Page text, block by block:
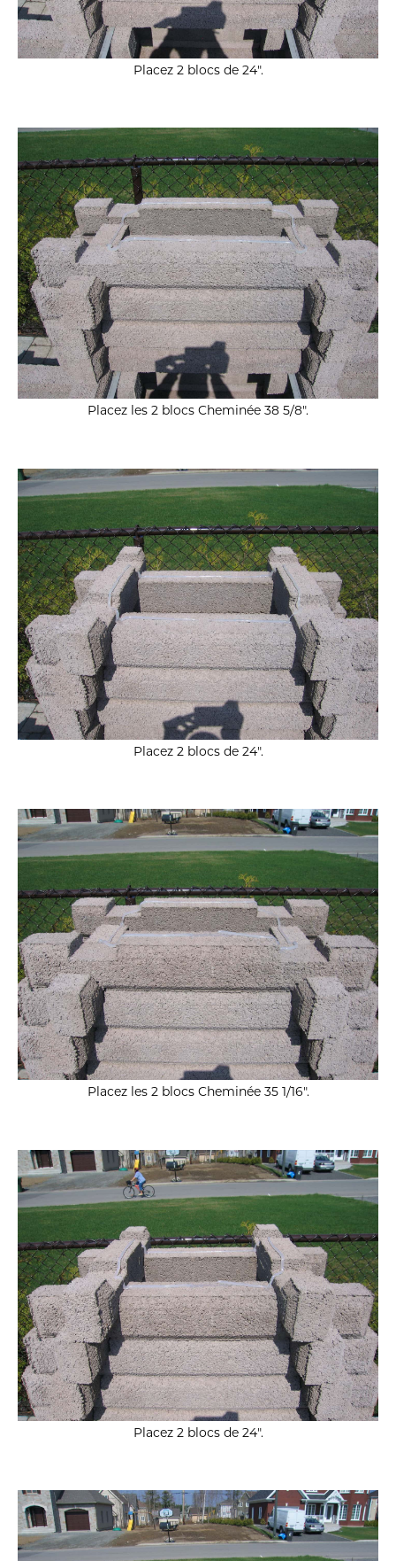
Placez 2 blocs de 24″.
Placez les 2 blocs Cheminée 38 5/8″.
Placez 2 blocs de 24″.
Placez les 2 blocs Cheminée 35 1/16″.
Placez 2 blocs de 24″.